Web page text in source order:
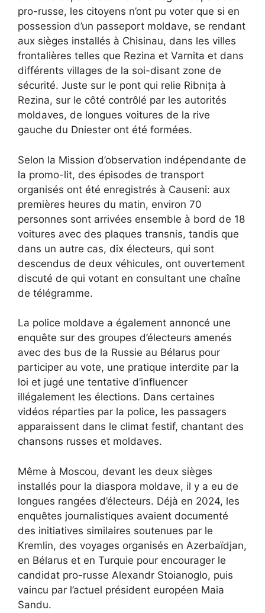
pro-russe, les citoyens n’ont pu voter que si en
possession d’un passeport moldave, se rendant
aux sièges installés à Chisinau, dans les villes
frontalières telles que Rezina et Varnita et dans
différents villages de la soi-disant zone de
sécurité. Juste sur le pont qui relie Ribnița à
Rezina, sur le côté contrôlé par les autorités
moldaves, de longues voitures de la rive
gauche du Dniester ont été formées.
Selon la Mission d’observation indépendante de
la promo-lit, des épisodes de transport
organisés ont été enregistrés à Causeni: aux
premières heures du matin, environ 70
personnes sont arrivées ensemble à bord de 18
voitures avec des plaques transnis, tandis que
dans un autre cas, dix électeurs, qui sont
descendus de deux véhicules, ont ouvertement
discuté de qui votant en consultant une chaîne
de télégramme.
La police moldave a également annoncé une
enquête sur des groupes d’électeurs amenés
avec des bus de la Russie au Bélarus pour
participer au vote, une pratique interdite par la
loi et jugé une tentative d’influencer
illégalement les élections. Dans certaines
vidéos réparties par la police, les passagers
apparaissent dans le climat festif, chantant des
chansons russes et moldaves.
Même à Moscou, devant les deux sièges
installés pour la diaspora moldave, il y a eu de
longues rangées d’électeurs. Déjà en 2024, les
enquêtes journalistiques avaient documenté
des initiatives similaires soutenues par le
Kremlin, des voyages organisés en Azerbaïdjan,
en Bélarus et en Turquie pour encourager le
candidat pro-russe Alexandr Stoianoglo, puis
vaincu par l’actuel président européen Maia
Sandu.